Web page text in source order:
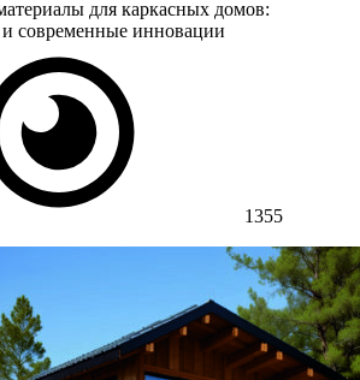
для каркасных домов:
современные инновации
1355